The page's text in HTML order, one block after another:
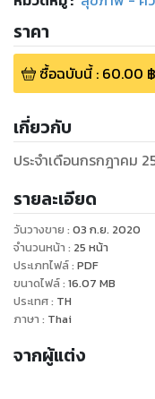
ราคา
ซื้อฉบับนี้: 60.00 ฿
เกี่ยวกับ
ประจำเดือนกรกฎาคม
รายละเอียด
วันวางขาย : 03 ก.ย. 2020
จำนวนหน้า : 25 หน้า
ประเภทไฟล์: PDF
ขนาดไฟล์: 16.07 MB
ประเทศ: TH
ภาษา : Thai
จากผู้แต่ง